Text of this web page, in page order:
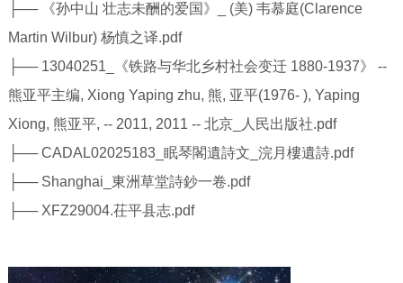
├── 《孙中山 壮志未酬的爱国》_ (美) 韦慕庭(Clarence
Martin Wilbur) 杨慎之译.pdf
├── 13040251_《铁路与华北乡村社会变迁 1880-1937》 --
熊亚平主编, Xiong Yaping zhu, 熊, 亚平(1976- ), Yaping
Xiong, 熊亚平, -- 2011, 2011 -- 北京_人民出版社.pdf
├── CADAL02025183_眠琴閣遺詩文_浣月樓遺詩.pdf
├── Shanghai_東洲草堂詩鈔一卷.pdf
├── XFZ29004.茌平县志.pdf